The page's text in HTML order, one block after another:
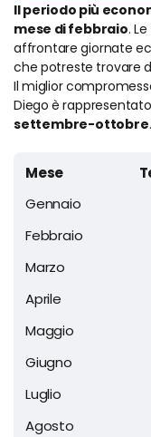
Il periodo più
mese di febbraio.
affrontare giornate
che potreste trovare
Il miglior
Diego è
settembre-ottobre.
Mese
Gennaio
Febbraio
Marzo
Aprile
Maggio
Giugno
Luglio
Agosto